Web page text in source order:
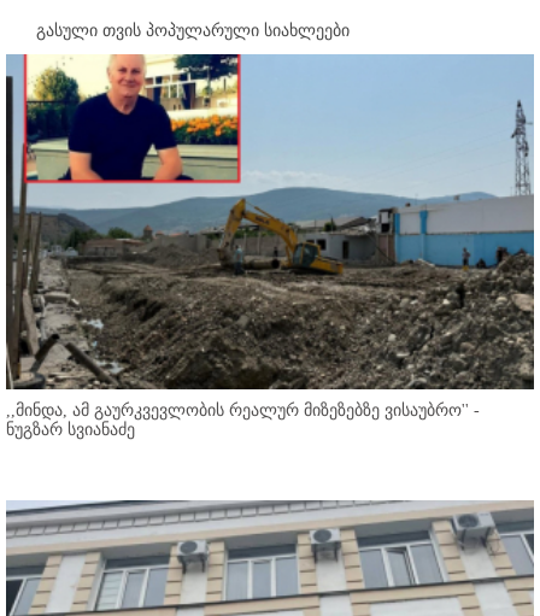
გასული თვის პოპულარული სიახლეები
,,მინდა, ამ გაურკვევლობის რეალურ მიზეზებზე ვისაუბრო'' -
ნუგზარ სვიანაძე